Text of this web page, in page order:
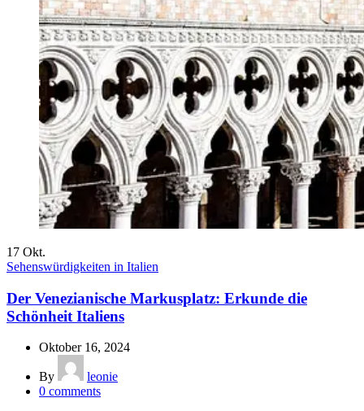
17 Okt.
Sehenswürdigkeiten in Italien
Der Venezianische Markusplatz: Erkunde die
Schönheit Italiens
Oktober 16, 2024
By
leonie
0 comments